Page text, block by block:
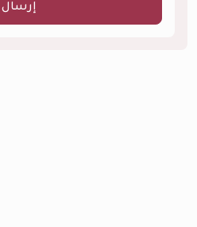
إرسال